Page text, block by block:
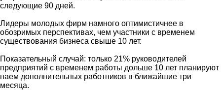
следующие 90 дней.
Лидеры молодых фирм намного оптимистичнее в
обозримых перспективах, чем участники с временем
существования бизнеса свыше 10 лет.
Показательный случай: только 21% руководителей
предприятий с временем работы дольше 10 лет планируют
наем дополнительных работников в ближайшие три
месяца.